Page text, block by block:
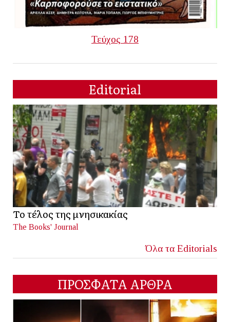
Τεύχος 178
Editorial
Το τέλος της μνησικακίας
The Books' Journal
Όλα τα Editorials
ΠΡΟΣΦΑΤΑ ΑΡΘΡΑ